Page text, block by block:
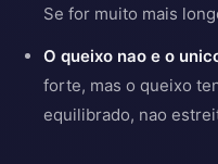
Se for muito mais
O queixo nao e o
forte, mas o queixo
equilibrado, nao